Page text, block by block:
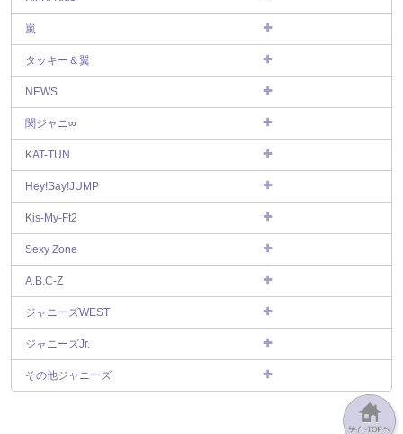
嵐
タッキー＆翼
NEWS
関ジャニ∞
KAT-TUN
Hey!Say!JUMP
Kis-My-Ft2
Sexy Zone
A.B.C-Z
ジャニーズWEST
ジャニーズJr.
その他ジャニーズ